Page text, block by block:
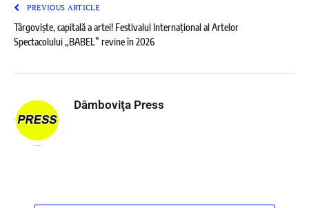
PREVIOUS ARTICLE
Târgoviște, capitală a artei! Festivalul Internațional al Artelor
Spectacolului „BABEL” revine în 2026
Dâmboviţa Press